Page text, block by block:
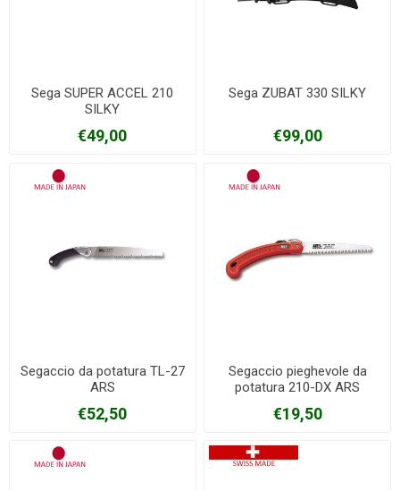
Sega SUPER ACCEL 210
SILKY
€49,00
Sega ZUBAT 330 SILKY
€99,00
Segaccio da potatura TL-27
ARS
€52,50
Segaccio pieghevole da
potatura 210-DX ARS
€19,50